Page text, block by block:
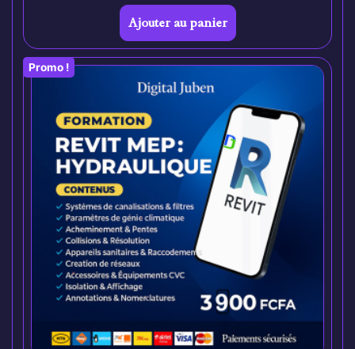
Ajouter au panier
Promo !